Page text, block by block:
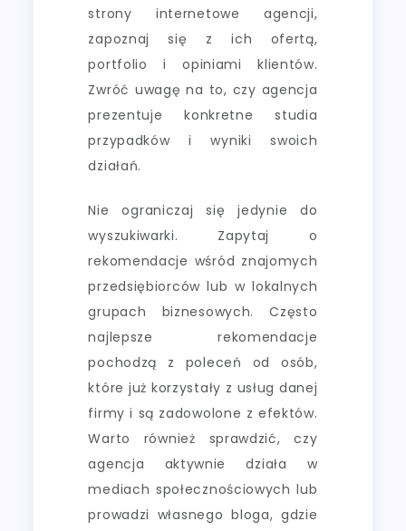
strony internetowe agencji,
zapoznaj się z ich ofertą,
portfolio i opiniami klientów.
Zwróć uwagę na to, czy agencja
prezentuje konkretne studia
przypadków i wyniki swoich
działań.
Nie ograniczaj się jedynie do
wyszukiwarki. Zapytaj o
rekomendacje wśród znajomych
przedsiębiorców lub w lokalnych
grupach biznesowych. Często
najlepsze rekomendacje
pochodzą z poleceń od osób,
które już korzystały z usług danej
firmy i są zadowolone z efektów.
Warto również sprawdzić, czy
agencja aktywnie działa w
mediach społecznościowych lub
prowadzi własnego bloga, gdzie